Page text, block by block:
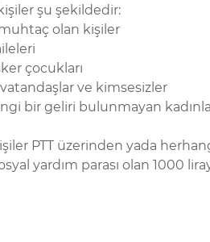
şu şekildedir:
olan kişiler
çocukları
ve kimsesizler
bir geliri bulunmayan
PTT üzerinden yada
yardım parası olan 1000